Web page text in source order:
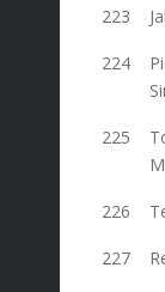
223
224
225
226
227